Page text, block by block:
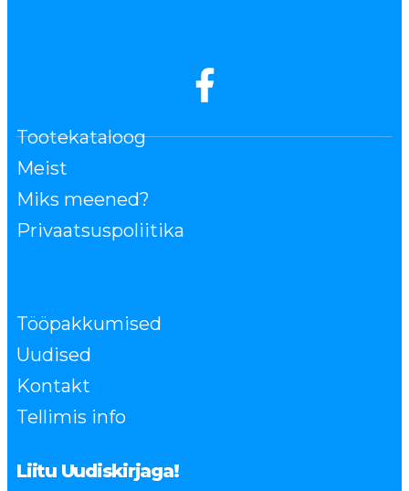
Tootekataloog
Meist
Miks meened?
Privaatsuspoliitika
Tööpakkumised
Uudised
Kontakt
Tellimis info
Liitu Uudiskirjaga!